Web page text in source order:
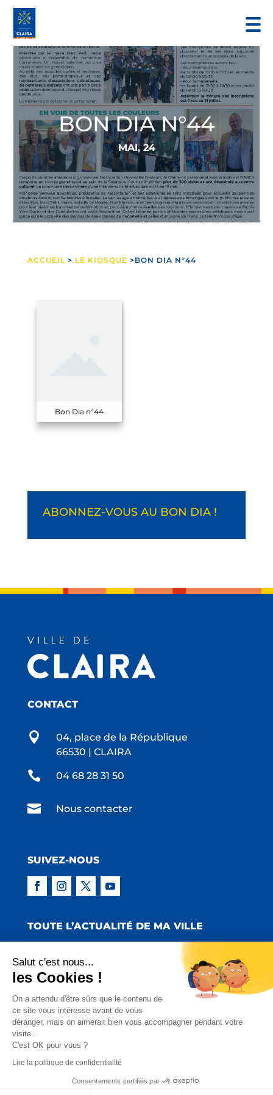
BON DIA N°44
MAI, 24
ACCUEIL > LE KIOSQUE >BON DIA N°44
Bon Dia n°44
ABONNEZ-VOUS AU BON DIA !
CONTACT

04, place de la République
66530 | CLAIRA
 04 68 28 31 50
 Nous contacter
SUIVEZ-NOUS
TOUTE L’ACTUALITÉ DE MA VILLE
Copyright © 2022 Mairie de Claira | Réalisation
:Emmaluc Communication
Mentions Légales
Charte Facebook
Salut c'est nous...
les Cookies !
On a attendu d'être sûrs que le contenu de
ce site vous intéresse avant de vous
déranger, mais on aimerait bien vous accompagner pendant votre
visite...
C'est OK pour vous ?
Lire la politique de confidentialité
Consentements certifiés par